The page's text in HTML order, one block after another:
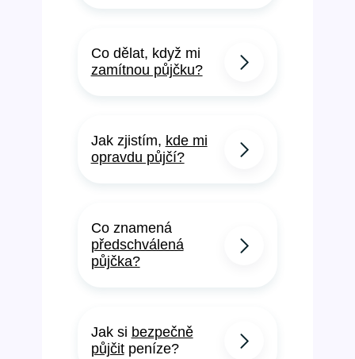
Co dělat, když mi
zamítnou půjčku?
Jak zjistím, kde mi
opravdu půjčí?
Co znamená
předschválená
půjčka?
Jak si bezpečně
půjčitpeníze?